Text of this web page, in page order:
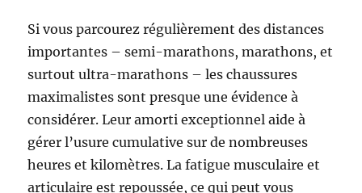
Si vous parcourez régulièrement des distances
importantes – semi-marathons, marathons, et
surtout ultra-marathons – les chaussures
maximalistes sont presque une évidence à
considérer. Leur amorti exceptionnel aide à
gérer l’usure cumulative sur de nombreuses
heures et kilomètres. La fatigue musculaire et
articulaire est repoussée, ce qui peut vous